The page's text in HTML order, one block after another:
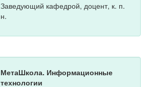
Заведующий кафедрой, доцент, к. п.
н.
МетаШкола. Информационные
технологии